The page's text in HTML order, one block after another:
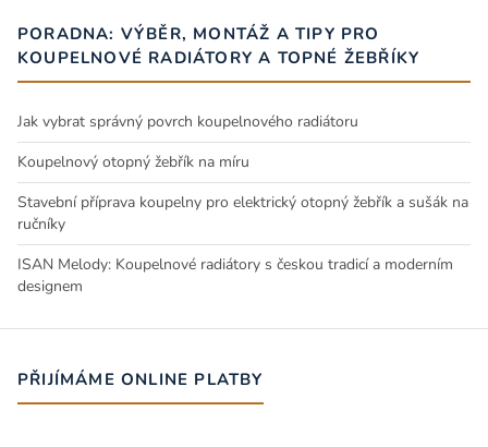
PORADNA: VÝBĚR, MONTÁŽ A TIPY PRO
KOUPELNOVÉ RADIÁTORY A TOPNÉ ŽEBŘÍKY
Jak vybrat správný povrch koupelnového radiátoru
Koupelnový otopný žebřík na míru
Stavební příprava koupelny pro elektrický otopný žebřík a sušák na
ručníky
ISAN Melody: Koupelnové radiátory s českou tradicí a moderním
designem
PŘIJÍMÁME ONLINE PLATBY